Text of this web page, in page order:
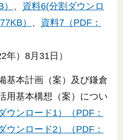
、 資料6(分割ダウンロ
） 、 資料7（PDF：
年）8月31日）
基本計画（案）及び鎌倉
用基本構想（案）につい
ウンロード1）（PDF：
ウンロード2）（PDF：